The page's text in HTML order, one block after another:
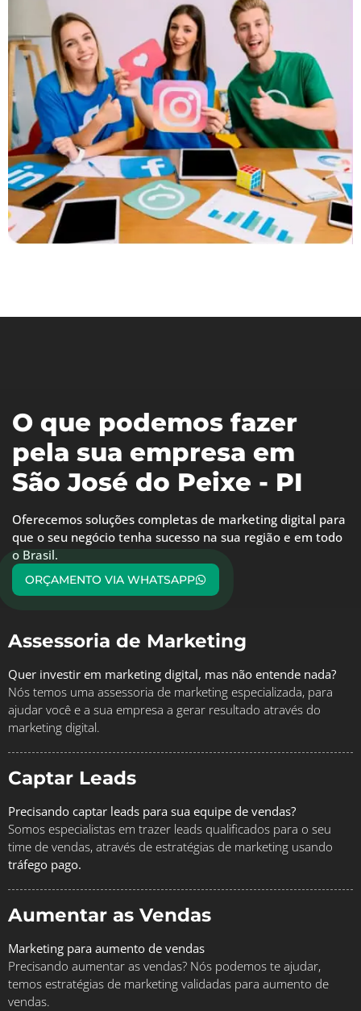
O que podemos fazer
pela sua empresa em
São José do Peixe - PI
Oferecemos soluções completas de marketing digital para
que o seu negócio tenha sucesso na sua região e em todo
o Brasil.
ORÇAMENTO VIA WHATSAPP
Assessoria de Marketing
Quer investir em marketing digital, mas não entende nada?
Nós temos uma assessoria de marketing especializada, para
ajudar você e a sua empresa a gerar resultado através do
marketing digital.
Captar Leads
Precisando captar leads para sua equipe de vendas?
Somos especialistas em trazer leads qualificados para o seu
time de vendas, através de estratégias de marketing usando
tráfego pago.
Aumentar as Vendas
Marketing para aumento de vendas
Precisando aumentar as vendas? Nós podemos te ajudar,
temos estratégias de marketing validadas para aumento de
vendas.